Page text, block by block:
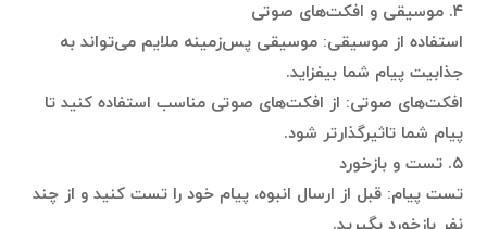
۴. موسیقی و افکت‌های صوتی
استفاده از موسیقی: موسیقی پس‌زمینه ملایم می‌تواند به
جذابیت پیام شما بیفزاید.
افکت‌های صوتی: از افکت‌های صوتی مناسب استفاده کنید تا
پیام شما تاثیرگذارتر شود.
۵. تست و بازخورد
تست پیام: قبل از ارسال انبوه، پیام خود را تست کنید و از چند